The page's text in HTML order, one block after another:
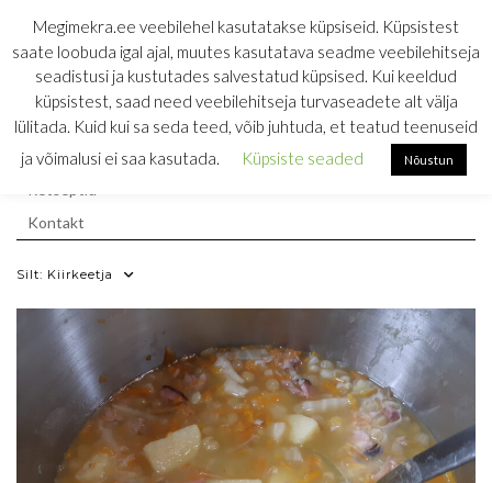
content
MEGIMEKRA
RETSEPTIKOGU
söömine on ainus töö, mis toidab
Esileht
Kontakt
Silt: Kiirkeetja
Megimekra.ee veebilehel kasutatakse küpsiseid. Küpsistest
saate loobuda igal ajal, muutes kasutatava seadme veebilehitseja
seadistusi ja kustutades salvestatud küpsised. Kui keeldud
küpsistest, saad need veebilehitseja turvaseadete alt välja
lülitada. Kuid kui sa seda teed, võib juhtuda, et teatud teenuseid
ja võimalusi ei saa kasutada.
Küpsiste seaded Nõustun